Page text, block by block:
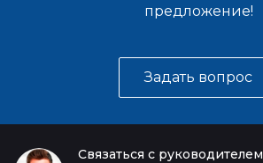
предложение!
Задать вопрос
Связаться с руководителем